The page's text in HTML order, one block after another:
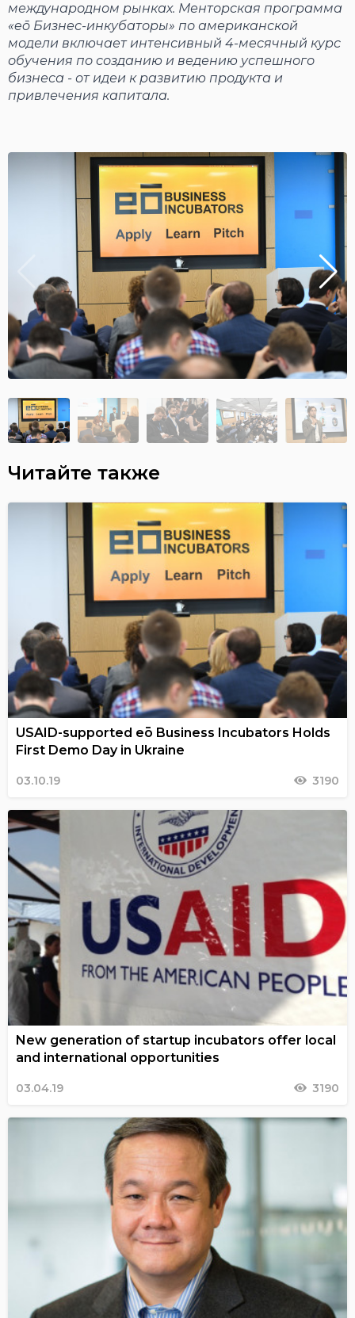
международном рынках. Менторская программа
«eō Бизнес-инкубаторы» по американской
модели включает интенсивный 4-месячный курс
обучения по созданию и ведению успешного
бизнеса - от идеи к развитию продукта и
привлечения капитала.
Читайте также
USAID-supported eō Business Incubators Holds
First Demo Day in Ukraine
03.10.19 3190
New generation of startup incubators offer local
and international opportunities
03.04.19 3190